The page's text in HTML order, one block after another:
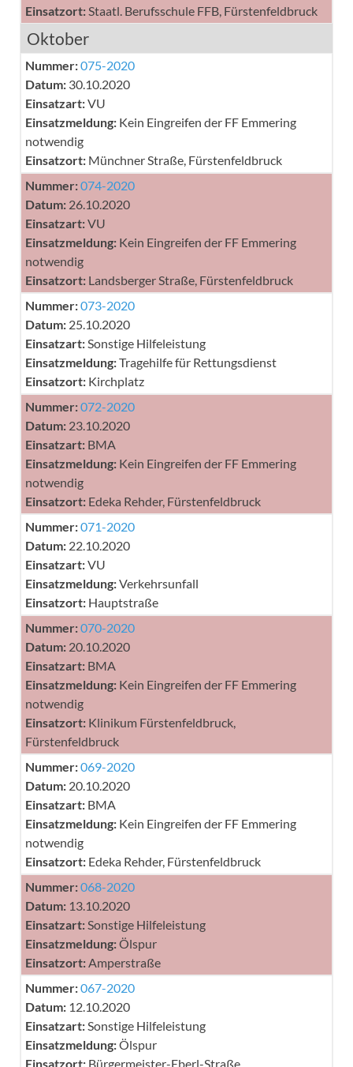
Einsatzort: Staatl. Berufsschule FFB, Fürstenfeldbruck
Oktober
Nummer:075-2020
Datum: 30.10.2020
Einsatzart:VU
Einsatzmeldung: Kein Eingreifen der FF Emmering
notwendig
Einsatzort: Münchner Straße, Fürstenfeldbruck
Nummer:074-2020
Datum: 26.10.2020
Einsatzart:VU
Einsatzmeldung: Kein Eingreifen der FF Emmering
notwendig
Einsatzort: Landsberger Straße, Fürstenfeldbruck
Nummer:073-2020
Datum: 25.10.2020
Einsatzart: Sonstige Hilfeleistung
Einsatzmeldung:Tragehilfe für Rettungsdienst
Einsatzort: Kirchplatz
Nummer:072-2020
Datum: 23.10.2020
Einsatzart: BMA
Einsatzmeldung: Kein Eingreifen der FF Emmering
notwendig
Einsatzort: Edeka Rehder, Fürstenfeldbruck
Nummer:071-2020
Datum: 22.10.2020
Einsatzart:VU
Einsatzmeldung:Verkehrsunfall
Einsatzort: Hauptstraße
Nummer:070-2020
Datum: 20.10.2020
Einsatzart: BMA
Einsatzmeldung: Kein Eingreifen der FF Emmering
notwendig
Einsatzort: Klinikum Fürstenfeldbruck,
Fürstenfeldbruck
Nummer:069-2020
Datum: 20.10.2020
Einsatzart: BMA
Einsatzmeldung: Kein Eingreifen der FF Emmering
notwendig
Einsatzort: Edeka Rehder, Fürstenfeldbruck
Nummer:068-2020
Datum: 13.10.2020
Einsatzart: Sonstige Hilfeleistung
Einsatzmeldung:Ölspur
Einsatzort: Amperstraße
Nummer:067-2020
Datum: 12.10.2020
Einsatzart: Sonstige Hilfeleistung
Einsatzmeldung:Ölspur
Einsatzort: Bürgermeister-Eberl-Straße